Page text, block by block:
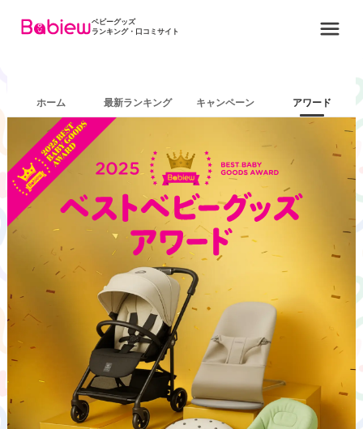
ベビーグッズ
ランキング・口コミサイト
ホーム 最新ランキング キャンペーン アワード